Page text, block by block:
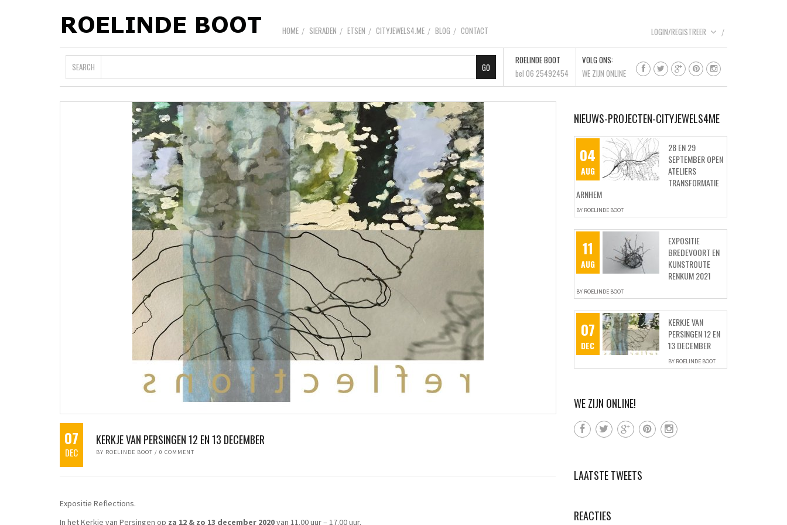
LOGIN/REGISTREER
HOME SIERADEN ETSEN CITYJEWELS4.ME BLOG CONTACT
ROELINDE BOOT
bel 06 25492454
VOLG ONS:
WE ZIJN ONLINE
SEARCH
07
DEC
KERKJE VAN PERSINGEN 12 EN 13 DECEMBER
BY ROELINDE BOOT / 0 COMMENT
Expositie Reflections.
In het Kerkje van Persingen op za 12 & zo 13 december 2020van 11.00 uur – 17.00 uur.
NIEUWS-PROJECTEN-CITYJEWELS4ME
04
AUG
28 EN 29
SEPTEMBER OPEN
ATELIERS
TRANSFORMATIE
ARNHEM
BY ROELINDE BOOT
11
AUG
EXPOSITIE
BREDEVOORT EN
KUNSTROUTE
RENKUM 2021
BY ROELINDE BOOT
07
DEC
KERKJE VAN
PERSINGEN 12 EN
13 DECEMBER
BY ROELINDE BOOT
WE ZIJN ONLINE!
LAATSTE TWEETS
REACTIES